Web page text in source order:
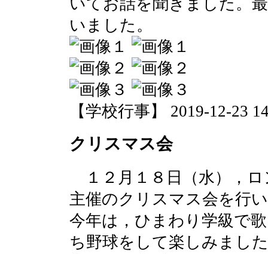
いました。
【学校行事】 2019-12-23
クリスマス会
１２月１８日（水），
主催のクリスマス会を行
今年は，ひまわり学級で
ち野球をして楽しみまし